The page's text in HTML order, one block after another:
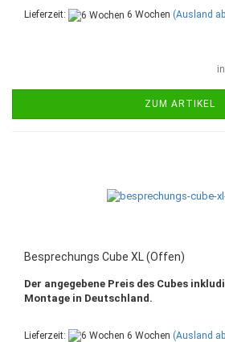
Lieferzeit: 6 Wochen (Ausland
ZUM ARTIKEL
Besprechungs Cube XL (Offen)
Der angegebene Preis des Cubes
Montage in Deutschland.
Lieferzeit: 6 Wochen (Ausland